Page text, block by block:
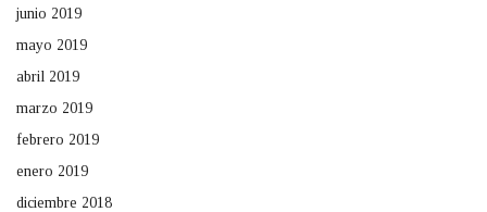
junio 2019
mayo 2019
abril 2019
marzo 2019
febrero 2019
enero 2019
diciembre 2018